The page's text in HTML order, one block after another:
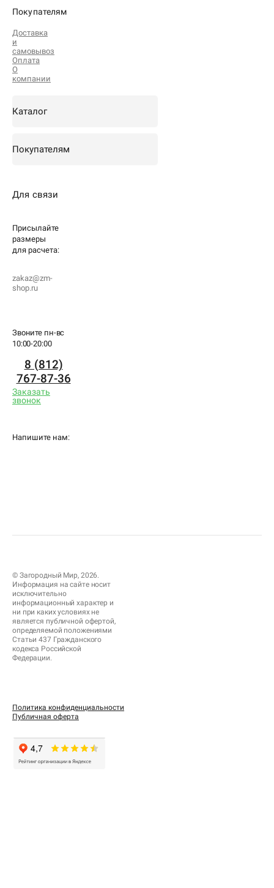
Покупателям
Доставка
и
самовывоз
Оплата
О
компании
Каталог
Покупателям
Для связи
Присылайте
размеры
для расчета:
zakaz@zm-
shop.ru
Звоните пн-вс
10:00-20:00
8 (812)
767-87-36
Заказать
звонок
Напишите нам:
© Загородный Мир, 2026.
Информация на сайте носит
исключительно
информационный характер и
ни при каких условиях не
является публичной офертой,
определяемой положениями
Статьи 437 Гражданского
кодекса Российской
Федерации.
Политика конфиденциальности
Публичная оферта